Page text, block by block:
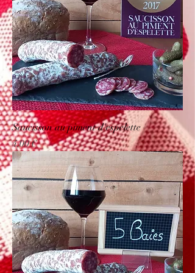
Saucisson au piment d'espelette
Prix
4,00 €